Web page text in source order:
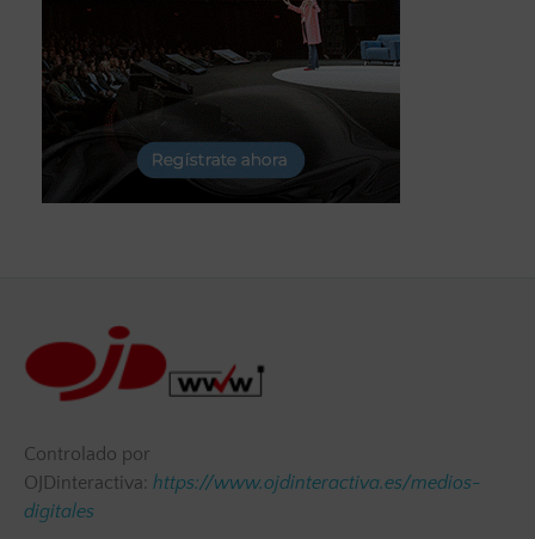
Controlado por
OJDinteractiva: https://www.ojdinteractiva.es/medios-
digitales